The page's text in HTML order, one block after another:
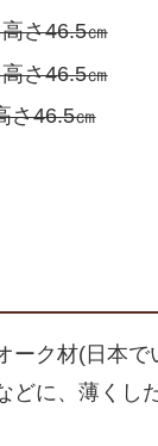
さ46.5㎝
さ46.5㎝
さ46.5㎝
ーク材(日本
どに、薄くし